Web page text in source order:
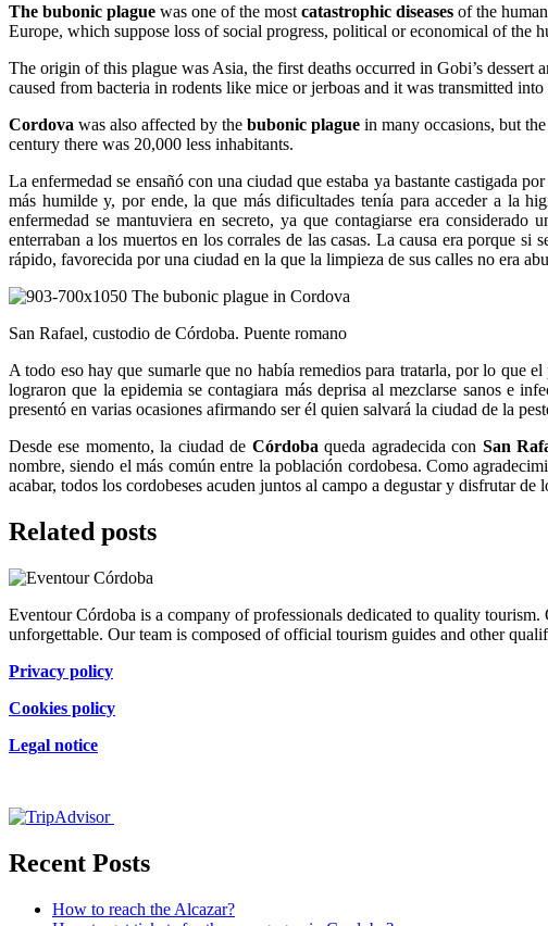
The bubonic plague was one of the most catastrophic diseases of the
Europe, which suppose loss of social progress, political or economical of the
The origin of this plague was Asia, the first deaths occurred in Gobi’s
caused from bacteria in rodents like mice or jerboas and it was transmitted
Cordova was also affected by the bubonic plague in many occasions, but
century there was 20,000 less inhabitants.
La enfermedad se ensañó con una ciudad que estaba ya bastante castigada
más humilde y, por ende, la que más dificultades tenía para acceder a la
enfermedad se mantuviera en secreto, ya que contagiarse era
enterraban a los muertos en los corrales de las casas. La causa era porque
rápido, favorecida por una ciudad en la que la limpieza de sus calles no era
San Rafael, custodio de Córdoba. Puente romano
A todo eso hay que sumarle que no había remedios para tratarla, por lo que
lograron que la epidemia se contagiara más deprisa al mezclarse sanos e
presentó en varias ocasiones afirmando ser él quien salvará la ciudad de la
Desde ese momento, la ciudad de Córdoba queda agradecida con San
nombre, siendo el más común entre la población cordobesa. Como
acabar, todos los cordobeses acuden juntos al campo a degustar y disfrutar de
Related posts
Eventour Córdoba is a company of professionals dedicated to quality
unforgettable. Our team is composed of official tourism guides and other
Privacy policy
Cookies policy
Legal notice
Recent Posts
How to reach the Alcazar?